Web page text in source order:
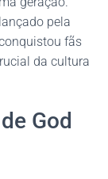
pela
fãs
da cultura
God